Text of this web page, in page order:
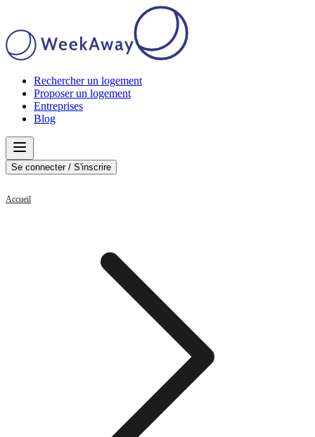
Rechercher un logement
Proposer un logement
Entreprises
Blog
Se connecter / S'inscrire
Accueil